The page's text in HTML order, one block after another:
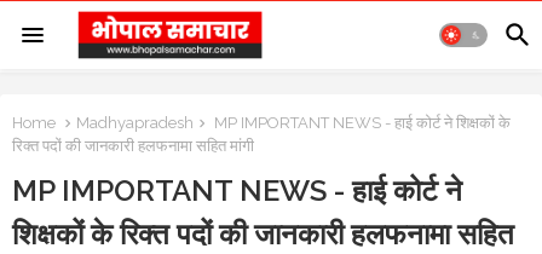
Home Madhyapradesh
MP IMPORTANT NEWS - हाई कोर्ट ने शिक्षकों के
रिक्त पदों की जानकारी हलफनामा सहित मांगी
MP IMPORTANT NEWS - हाई कोर्ट ने
शिक्षकों के रिक्त पदों की जानकारी हलफनामा सहित